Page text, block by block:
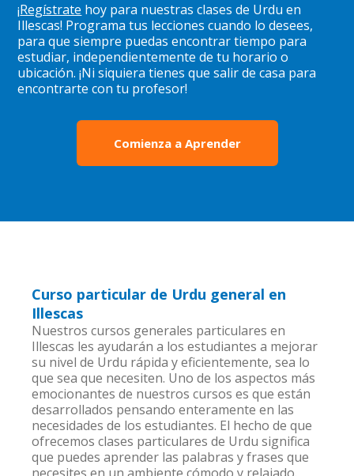
¡Regístrate hoy para nuestras clases de Urdu en
Illescas! Programa tus lecciones cuando lo desees,
para que siempre puedas encontrar tiempo para
estudiar, independientemente de tu horario o
ubicación. ¡Ni siquiera tienes que salir de casa para
encontrarte con tu profesor!
Comienza a Aprender
Curso particular de Urdu general en
Illescas
Nuestros cursos generales particulares en
Illescas les ayudarán a los estudiantes a mejorar
su nivel de Urdu rápida y eficientemente, sea lo
que sea que necesiten. Uno de los aspectos más
emocionantes de nuestros cursos es que están
desarrollados pensando enteramente en las
necesidades de los estudiantes. El hecho de que
ofrecemos clases particulares de Urdu significa
que puedes aprender las palabras y frases que